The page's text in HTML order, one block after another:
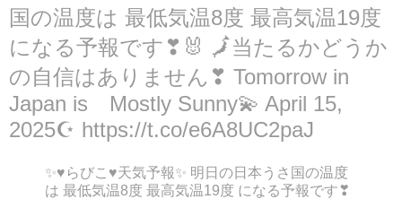
国の温度は 最低気温8度 最高気温19度
になる予報です❣🐰 🗾当たるかどうか
の自信はありません❣ Tomorrow in
Japan is Mostly Sunny💫 April 15,
2025☪ https://t.co/e6A8UC2paJ
✨♥らびこ♥天気予報✨ 明日の日本うさ国の温度
は 最低気温8度 最高気温19度 になる予報です❣